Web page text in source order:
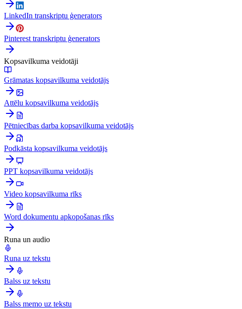
LinkedIn transkriptu ģenerators
Pinterest transkriptu ģenerators
Kopsavilkuma veidotāji
Grāmatas kopsavilkuma veidotājs
Attēlu kopsavilkuma veidotājs
Pētniecības darba kopsavilkuma veidotājs
Podkāsta kopsavilkuma veidotājs
PPT kopsavilkuma veidotājs
Video kopsavilkuma rīks
Word dokumentu apkopošanas rīks
Runa un audio
Runa uz tekstu
Balss uz tekstu
Balss memo uz tekstu